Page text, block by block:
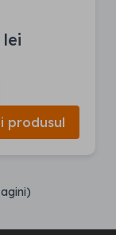
lei
produsul